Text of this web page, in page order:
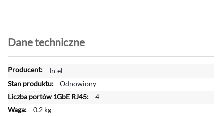
Dane techniczne
W
i
c
e
Intel
Odnowiony
4
0.2 kg